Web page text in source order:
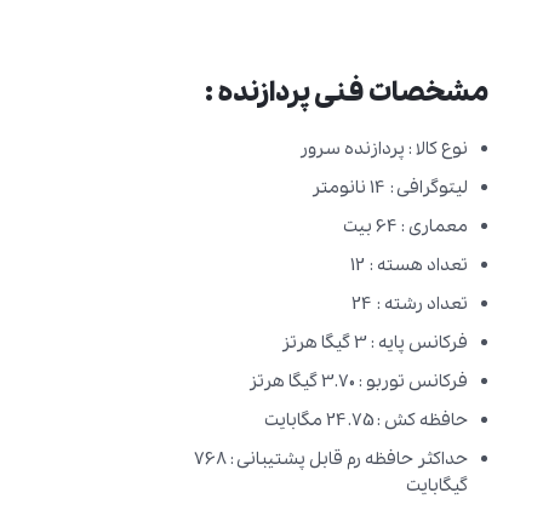
مشخصات فنی پردازنده :
نوع کالا : پردازنده سرور
لیتوگرافی : 14 نانومتر
معماری : 64 بیت
تعداد هسته : 12
تعداد رشته : 24
فرکانس پایه : 3 گیگا هرتز
فرکانس توربو : 3.70 گیگا هرتز
حافظه کش : 24.75 مگابایت
حداکثر حافظه رم قابل پشتیبانی : 768
گیگابایت